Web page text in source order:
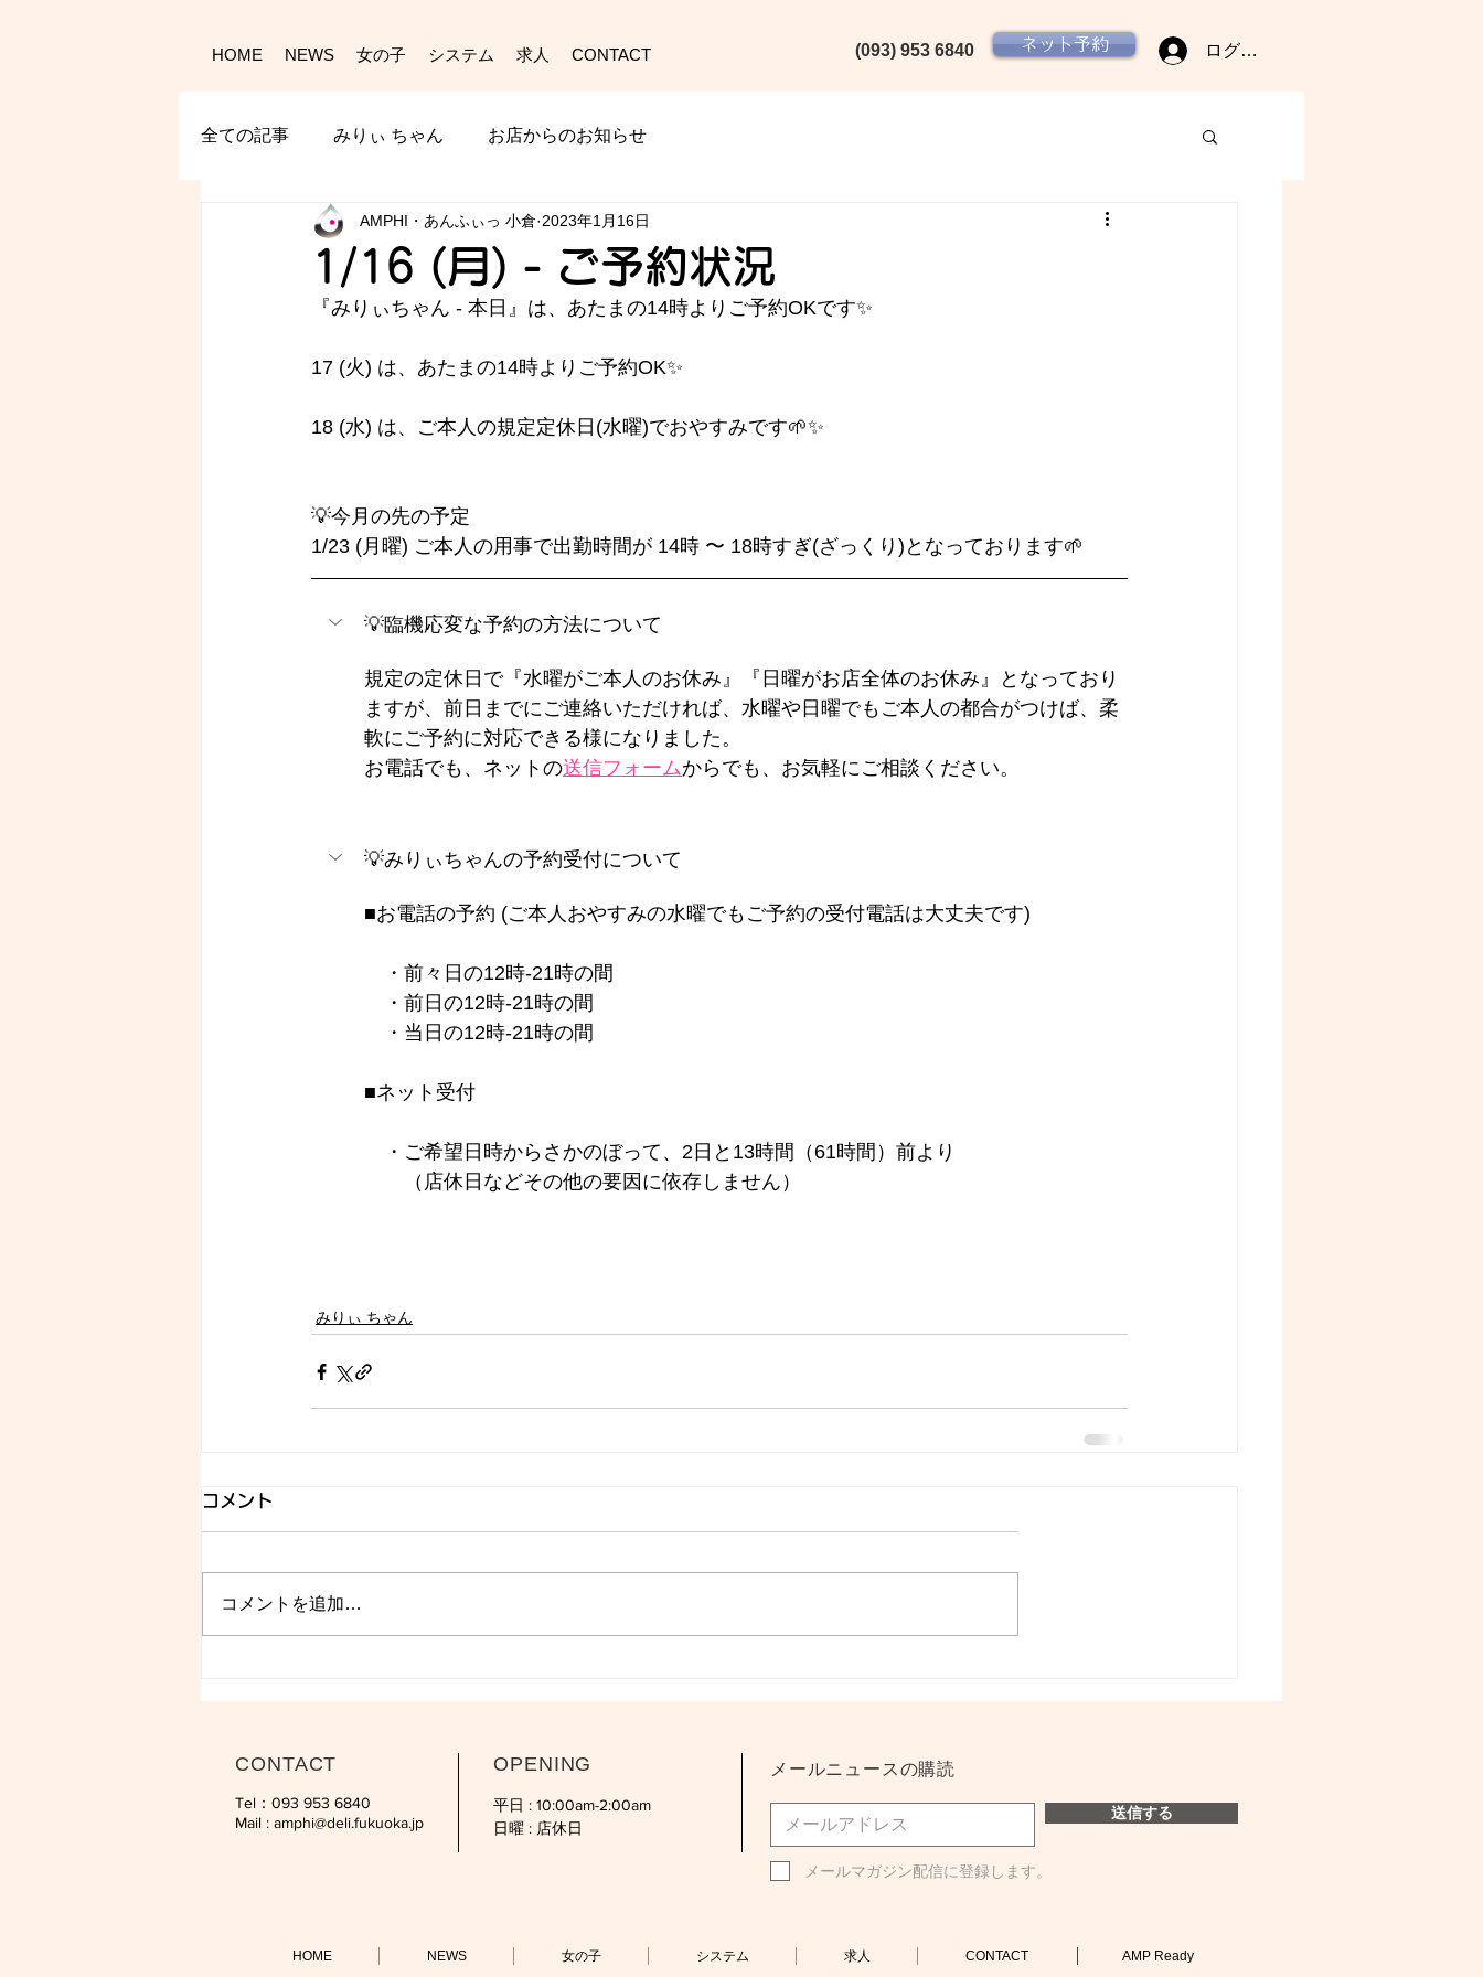
HOME NEWS 女の子 システム 求人 CONTACT (093) 953 6840‬ ネット予約 ログイン
全ての記事 みりぃ ちゃん お店からのお知らせ
1/16 (月) - ご予約状況
AMPHI・あんふぃっ 小倉 2023年1月16日
『みりぃちゃん - 本日』は、あたまの14時よりご予約OKです✨
17 (火) は、あたまの14時よりご予約OK✨
18 (水) は、ご本人の規定定休日(水曜)でおやすみです🌱✨
💡今月の先の予定
1/23 (月曜) ご本人の用事で出勤時間が 14時 〜 18時すぎ(ざっくり)となっております🌱
💡臨機応変な予約の方法について
規定の定休日で『水曜がご本人のお休み』『日曜がお店全体のお休み』となっており
ますが、前日までにご連絡いただければ、水曜や日曜でもご本人の都合がつけば、柔
軟にご予約に対応できる様になりました。
お電話でも、ネットの送信フォームからでも、お気軽にご相談ください。
💡みりぃちゃんの予約受付について
■お電話の予約 (ご本人おやすみの水曜でもご予約の受付電話は大丈夫です)
・前々日の12時-21時の間
・前日の12時-21時の間
・当日の12時-21時の間
■ネット受付
・ご希望日時からさかのぼって、2日と13時間（61時間）前より
（店休日などその他の要因に依存しません）
みりぃ ちゃん
コメント
コメントを追加…
CONTACT
Tel：093 953 6840‬
Mail : amphi@deli.fukuoka.jp
OPENING
平日 : 10:00am-2:00am
日曜 : 店休日
メールニュースの購読
送信する
メールマガジン配信に登録します。
HOME NEWS 女の子 システム 求人 CONTACT AMP Ready